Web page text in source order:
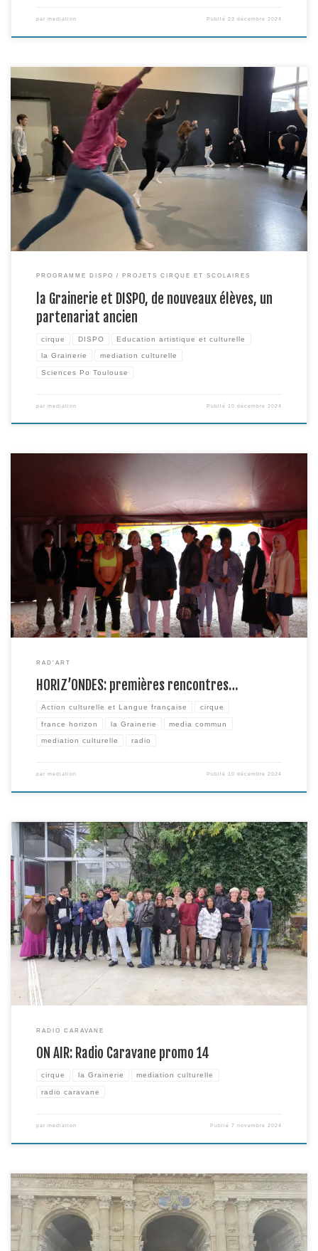
par mediation Publié23 décembre 2024
Dans le cadre du Dispositif DISPO, programme d’égalité des chances de
Sciences Po-Toulouse, des lycéens du Lycée Germaine Tillon de
Castelnaudary, lauréats du dernier Prix d’actualité, sont venus ce 6
décembre découvrir tout à la fois la Grainerie, l’univers de la Cie Kitsch
Kong pour un atelier – rencontre, et […]
PROGRAMME DISPO PROJETS CIRQUE ET SCOLAIRES
la Grainerie et DISPO, de nouveaux élèves, un
partenariat ancien
cirque DISPO Education artistique et culturelle
la Grainerie mediation culturelle
Sciences Po Toulouse
par mediation Publié 10 décembre 2024
Depuis le mois de septembre, 15 jeunes allophones et francophones en
Service civiques à France Horizon viennent et viendront régulièrement
rencontrer des artistes dans le cadre des Mercredis de la Grainerie (la
Contrebande, TBTF, Elisa Alcade…), voir des spectacles (Circus I Love You,
PIC), s’initier au trapèze Grand Volant, puis […]
RAD'ART
HORIZ’ONDES: premières rencontres…
Action culturelle et Langue française cirque
france horizon la Grainerie media commun
mediation culturelle radio
par mediation Publié 10 décembre 2024
ON AIR ; la quatorzième promotion de Radio Caravane a investi la Grainerie
depuis le 4 novembre dernier et ce jusqu’au 22 novembre prochain ! Durant
ces trois semaines, 21 jeunes vont s’initier aux médias et à la radio, en
s’appuyant sur la programmation et les artistes en résidence à la Grainerie
[…]
RADIO CARAVANE
ON AIR: Radio Caravane promo 14
cirque la Grainerie mediation culturelle
radio caravane
par mediation Publié7 novembre 2024
Le projet des Mercredis Culturels se tient tout au long de l’année scolaire